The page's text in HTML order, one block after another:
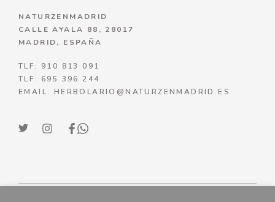
NATURZENMADRID
CALLE AYALA 88, 28017
MADRID, ESPAÑA
TLF: 910 813 091
TLF: 695 396 244
EMAIL: HERBOLARIO@NATURZENMADRID.ES